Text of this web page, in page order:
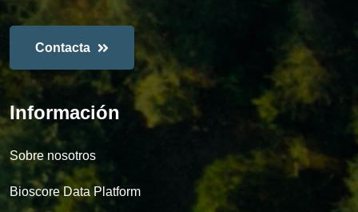
Contacta
Información
Sobre nosotros
Bioscore Data Platform